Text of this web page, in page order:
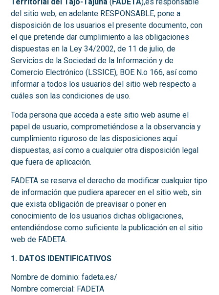
Territorial del Tajo-Tajuña( FADETA),es responsable
del sitio web, en adelante RESPONSABLE, pone a
disposición de los usuarios el presente documento, con
el que pretende dar cumplimiento a las obligaciones
dispuestas en la Ley 34/2002, de 11 de julio, de
Servicios de la Sociedad de la Información y de
Comercio Electrónico (LSSICE), BOE N.o 166, así como
informar a todos los usuarios del sitio web respecto a
cuáles son las condiciones de uso.
Toda persona que acceda a este sitio web asume el
papel de usuario, comprometiéndose a la observancia y
cumplimiento riguroso de las disposiciones aquí
dispuestas, así como a cualquier otra disposición legal
que fuera de aplicación.
FADETA se reserva el derecho de modificar cualquier tipo
de información que pudiera aparecer en el sitio web, sin
que exista obligación de preavisar o poner en
conocimiento de los usuarios dichas obligaciones,
entendiéndose como suficiente la publicación en el sitio
web de FADETA.
1. DATOS IDENTIFICATIVOS
Nombre de dominio: fadeta.es/
Nombre comercial: FADETA